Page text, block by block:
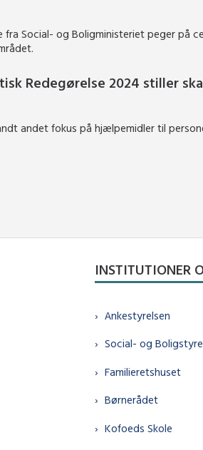
fra Social- og Boligministeriet peger på
Redegørelse 2024 stiller
andet fokus på hjælpemidler til
INSTITUTIONER
Ankestyrelsen
Social- og
Familieretshuset
Børnerådet
Kofoeds Skole